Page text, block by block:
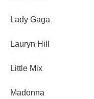
Lady Gaga
Lauryn Hill
Little Mix
Madonna